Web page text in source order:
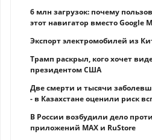
6 млн загрузок: почему
этот навигатор вместо Google
Экспорт электромобилей из
Трамп раскрыл, кого хочет
президентом США
Две смерти и тысячи
- в Казахстане оценили риск
В России возбудили дело
приложений MAX и RuStore